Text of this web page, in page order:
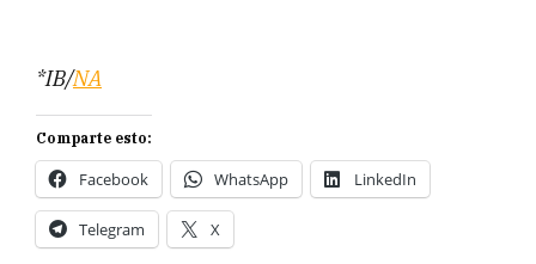
*IB/NA
Comparte esto:
Facebook WhatsApp LinkedIn
Telegram X